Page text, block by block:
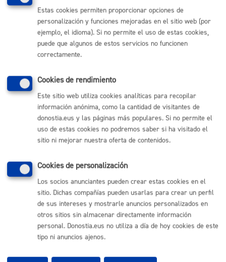
Comunícate con el Ayuntamiento de Donostia / San
Sebastián
(gratuito desde Donostia / San Sebastián)
Buzón de la ciudadanía
Informar de un error en la web
Enlaces útiles
Ofertas de empleo
Mapas - GeoDonostia
Sala de prensa
Mapa web
Otras páginas web corporativas
Donostia Kirola
Donostia Turismo
Estas cookies permiten proporcionar opciones de
personalización y funciones mejoradas en el sitio web (por
ejemplo, el idioma). Si no permite el uso de estas cookies,
puede que algunos de estos servicios no funcionen
correctamente.
Cookies de rendimiento
Este sitio web utiliza cookies analíticas para recopilar
información anónima, como la cantidad de visitantes de
donostia.eus y las páginas más populares. Si no permite el
uso de estas cookies no podremos saber si ha visitado el
sitio ni mejorar nuestra oferta de contenidos.
Cookies de personalización
Los socios anunciantes pueden crear estas cookies en el
sitio. Dichas compañías pueden usarlas para crear un perfil
de sus intereses y mostrarle anuncios personalizados en
otros sitios sin almacenar directamente información
personal. Donostia.eus no utiliza a día de hoy cookies de este
tipo ni anuncios ajenos.